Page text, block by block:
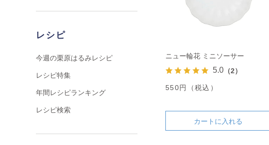
レシピ
今週の栗原はるみレシピ
レシピ特集
年間レシピランキング
レシピ検索
ニュー輪花 ミニソーサー
5.0 （2）
550円（税込）
カートに入れる